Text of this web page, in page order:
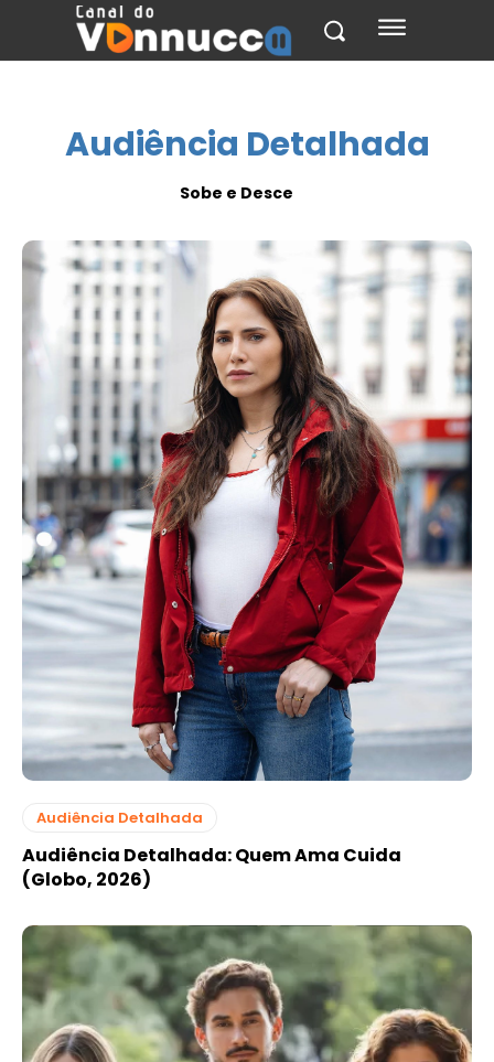
Audiência Detalhada
Sobe e Desce
Audiência Detalhada
Audiência Detalhada: Quem Ama Cuida
(Globo, 2026)